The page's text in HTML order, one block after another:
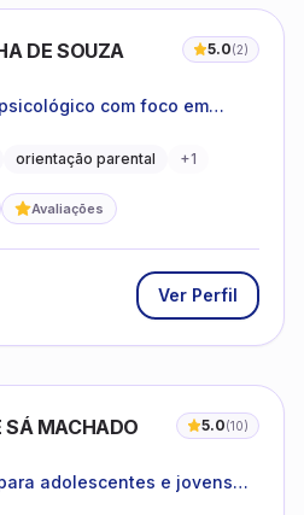
DE SOUZA 5.0(2)
com foco em
emocional e
orientação parental +1
Avaliações
Ver Perfil
MACHADO 5.0(10)
adolescentes e jovens